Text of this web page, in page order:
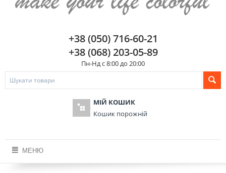
+38 (050) 716-60-21
+38 (068) 203-05-89
Пн-Нд с 8:00 до 20:00
МІЙ КОШИК
Кошик порожній
МЕНЮ